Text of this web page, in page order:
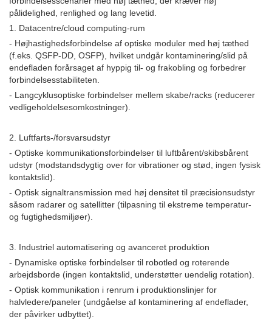
pålidelighed, renlighed og lang levetid.
1. Datacentre/cloud computing-rum
- Højhastighedsforbindelse af optiske moduler med høj tæthed
(f.eks. QSFP-DD, OSFP), hvilket undgår kontaminering/slid på
endefladen forårsaget af hyppig til- og frakobling og forbedrer
forbindelsesstabiliteten.
- Langcyklusoptiske forbindelser mellem skabe/racks (reducerer
vedligeholdelsesomkostninger).
2. Luftfarts-/forsvarsudstyr
- Optiske kommunikationsforbindelser til luftbårent/skibsbårent
udstyr (modstandsdygtig over for vibrationer og stød, ingen fysisk
kontaktslid).
- Optisk signaltransmission med høj densitet til præcisionsudstyr
såsom radarer og satellitter (tilpasning til ekstreme temperatur-
og fugtighedsmiljøer).
3. Industriel automatisering og avanceret produktion
- Dynamiske optiske forbindelser til robotled og roterende
arbejdsborde (ingen kontaktslid, understøtter uendelig rotation).
- Optisk kommunikation i renrum i produktionslinjer for
halvledere/paneler (undgåelse af kontaminering af endeflader,
der påvirker udbyttet).